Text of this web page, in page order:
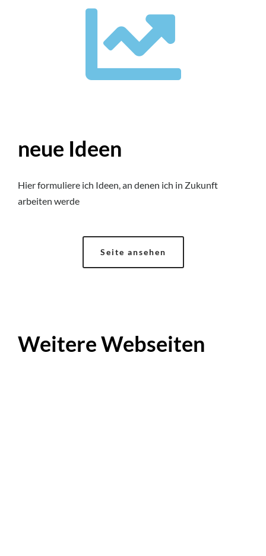
neue Ideen
Hier formuliere ich Ideen, an denen ich in Zukunft
arbeiten werde
Seite ansehen
Weitere Webseiten